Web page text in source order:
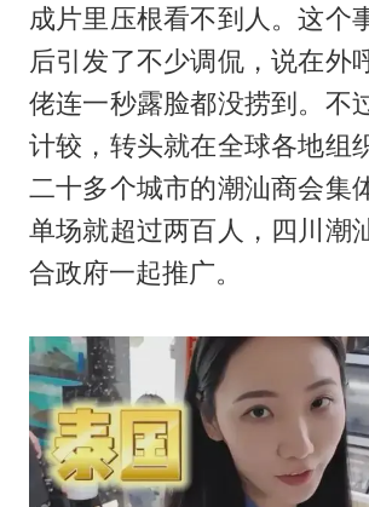
成片里压根看不到人。这个
后引发了不少调侃，说在外
佬连一秒露脸都没捞到。不
计较，转头就在全球各地组
二十多个城市的潮汕商会集
单场就超过两百人，四川潮
合政府一起推广。